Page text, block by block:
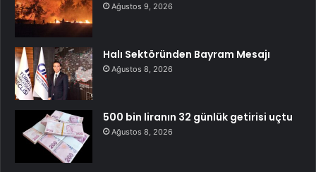
Ağustos 9, 2026
Halı Sektöründen Bayram Mesajı
Ağustos 8, 2026
500 bin liranın 32 günlük getirisi uçtu
Ağustos 8, 2026